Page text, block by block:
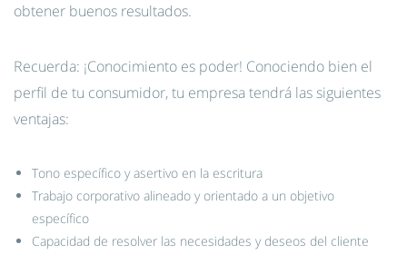
obtener buenos resultados.
Recuerda: ¡Conocimiento es poder! Conociendo bien el
perfil de tu consumidor, tu empresa tendrá las siguientes
ventajas:
Tono específico y asertivo en la escritura
Trabajo corporativo alineado y orientado a un objetivo
específico
Capacidad de resolver las necesidades y deseos del cliente